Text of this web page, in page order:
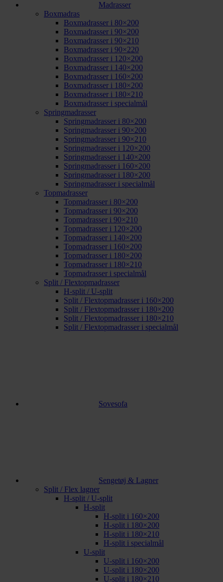
Madrasser
Boxmadras
Boxmadrasser i 80×200
Boxmadrasser i 90×200
Boxmadrasser i 90×210
Boxmadrasser i 90×220
Boxmadrasser i 120×200
Boxmadrasser i 140×200
Boxmadrasser i 160×200
Boxmadrasser i 180×200
Boxmadrasser i 180×210
Boxmadrasser i specialmål
Springmadrasser
Springmadrasser i 80×200
Springmadrasser i 90×200
Springmadrasser i 90×210
Springmadrasser i 120×200
Springmadrasser i 140×200
Springmadrasser i 160×200
Springmadrasser i 180×200
Springmadrasser i specialmål
Topmadrasser
Topmadrasser i 80×200
Topmadrasser i 90×200
Topmadrasser i 90×210
Topmadrasser i 120×200
Topmadrasser i 140×200
Topmadrasser i 160×200
Topmadrasser i 180×200
Topmadrasser i 180×210
Topmadrasser i specialmål
Split / Flextopmadrasser
H-split / U-split
Split / Flextopmadrasser i 160×200
Split / Flextopmadrasser i 180×200
Split / Flextopmadrasser i 180×210
Split / Flextopmadrasser i specialmål
Sovesofa
Sengetøj & Lagner
Split / Flex lagner
H-split / U-split
H-split
H-split i 160×200
H-split i 180×200
H-split i 180×210
H-split i specialmål
U-split
U-split i 160×200
U-split i 180×200
U-split i 180×210